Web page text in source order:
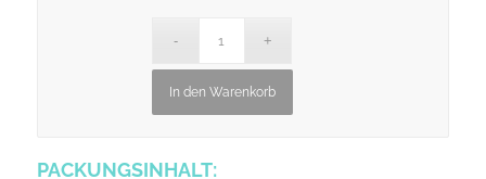
In den Warenkorb
PACKUNGSINHALT: